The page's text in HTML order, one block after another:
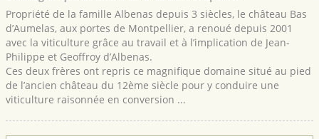
Propriété de la famille Albenas depuis 3 siècles, le château Bas
d’Aumelas, aux portes de Montpellier, a renoué depuis 2001
avec la viticulture grâce au travail et à l’implication de Jean-
Philippe et Geoffroy d’Albenas.
Ces deux frères ont repris ce magnifique domaine situé au pied
de l’ancien château du 12ème siècle pour y conduire une
viticulture raisonnée en conversion ...